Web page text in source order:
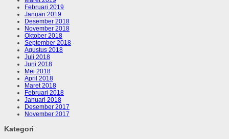
Februari 2019
Januari 2019
Desember 2018
November 2018
Oktober 2018
September 2018
Agustus 2018
Juli 2018
Juni 2018
Mei 2018
April 2018
Maret 2018
Februari 2018
Januari 2018
Desember 2017
November 2017
Kategori